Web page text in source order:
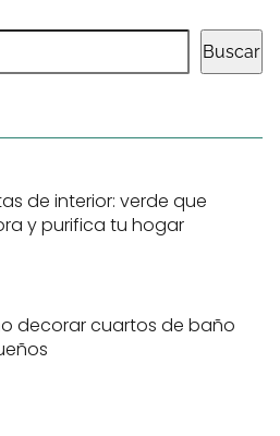
Buscar
de interior: verde que
y purifica tu hogar
decorar cuartos de baño